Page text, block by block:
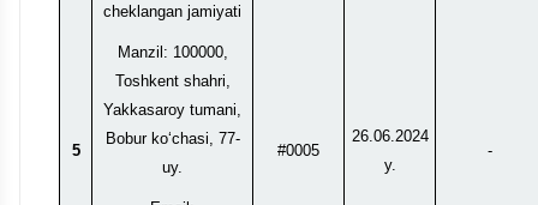
5
cheklangan jamiyati
Manzil: 100000,
Toshkent shahri,
Yakkasaroy tumani,
Bobur ko‘chasi, 77-
uy.
#0005
26.06.2024
y.
-